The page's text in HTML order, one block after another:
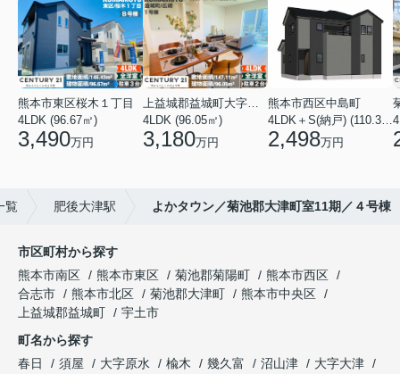
熊本市東区桜木１丁目
4LDK (96.67㎡)
3,490万円
上益城郡益城町大字広崎
4LDK (96.05㎡)
3,180万円
熊本市西区中島町
4LDK＋S(納戸) (110.37㎡)
2,498万円
覧 肥後大津駅 よかタウン／菊池郡大津町室11期／４号棟
市区町村から探す
熊本市南区
熊本市東区 菊池郡菊陽町
熊本市西区
合志市
熊本市北区 菊池郡大津町
熊本市中央区
上益城郡益城町
宇土市
町名から探す
春日
須屋 大字原水 楡木 幾久富 沼山津
大字大津